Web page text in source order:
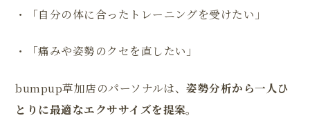
・「自分の体に合ったトレーニングを受けたい」
・「痛みや姿勢のクセを直したい」
bumpup草加店のパーソナルは、姿勢分析から一人ひ
とりに最適なエクササイズを提案。